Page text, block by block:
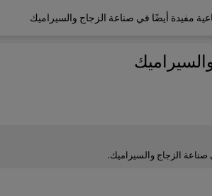
مفيدة أيضًا في صناعة الزجاج والسيراميك
الزجاج والسيراميك.